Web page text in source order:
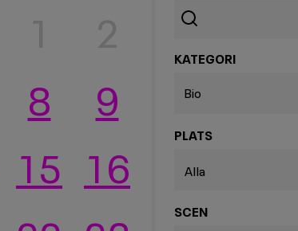
8
9
15 16
Sök
KATEGORI
Bio
PLATS
Alla
SCEN